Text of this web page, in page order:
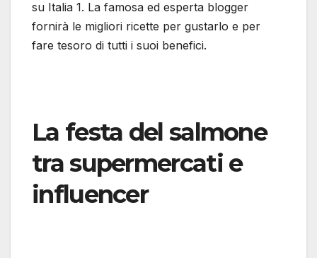
su Italia 1. La famosa ed esperta blogger
fornirà le migliori ricette per gustarlo e per
fare tesoro di tutti i suoi benefici.
La festa del salmone
tra supermercati e
influencer